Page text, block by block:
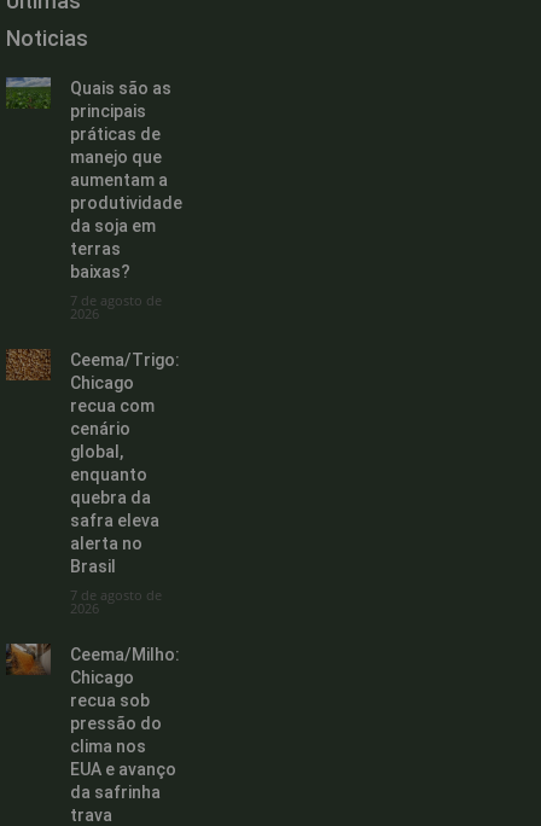
Noticias
Quais são as
principais
práticas de
manejo que
aumentam a
produtividade
da soja em
terras
baixas?
7 de agosto de
2026
Ceema/Trigo:
Chicago
recua com
cenário
global,
enquanto
quebra da
safra eleva
alerta no
Brasil
7 de agosto de
2026
Ceema/Milho:
Chicago
recua sob
pressão do
clima nos
EUA e avanço
da safrinha
trava